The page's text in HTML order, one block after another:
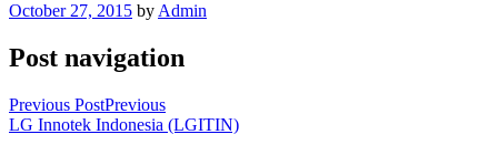
October 27, 2015 by Admin
Post navigation
Previous PostPrevious
LG Innotek Indonesia (LGITIN)